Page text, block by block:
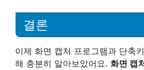
결론
이제 화면 캡처 프로그램과 단축
해 충분히 알아보았어요. 화면 캡